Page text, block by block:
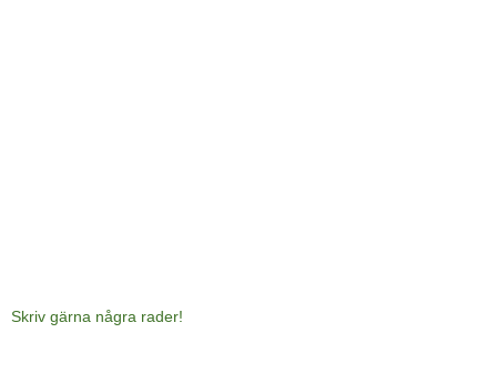
Skriv gärna några rader!